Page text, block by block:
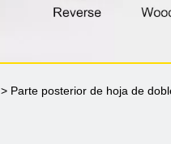
> Parte posterior de hoja de